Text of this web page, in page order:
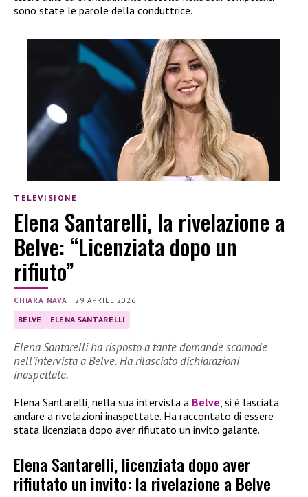
sono state le parole della conduttrice.
TELEVISIONE
Elena Santarelli, la rivelazione a
Belve: “Licenziata dopo un
rifiuto”
CHIARA NAVA | 29 APRILE 2026
BELVE ELENA SANTARELLI
Elena Santarelli ha risposto a tante domande scomode
nell’intervista a Belve. Ha rilasciato dichiarazioni
inaspettate.
Elena Santarelli, nella sua intervista a Belve , si è lasciata
andare a rivelazioni inaspettate. Ha raccontato di essere
stata licenziata dopo aver rifiutato un invito galante.
Elena Santarelli, licenziata dopo aver
rifiutato un invito: la rivelazione a Belve